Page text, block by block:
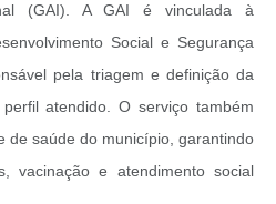
(GAI). A GAI é vinculada à
Social e Segurança
pela triagem e definição da
atendido. O serviço também
de saúde do município, garantindo
vacinação e atendimento social